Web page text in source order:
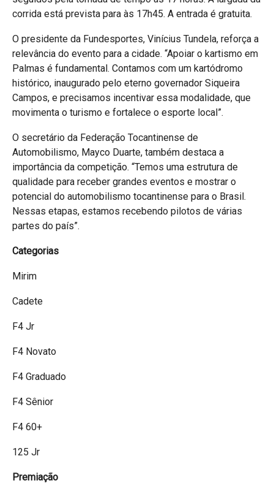
corrida está prevista para às 17h45. A entrada é gratuita.
O presidente da Fundesportes, Vinícius Tundela, reforça a
relevância do evento para a cidade. “Apoiar o kartismo em
Palmas é fundamental. Contamos com um kartódromo
histórico, inaugurado pelo eterno governador Siqueira
Campos, e precisamos incentivar essa modalidade, que
movimenta o turismo e fortalece o esporte local”.
O secretário da Federação Tocantinense de
Automobilismo, Mayco Duarte, também destaca a
importância da competição. “Temos uma estrutura de
qualidade para receber grandes eventos e mostrar o
potencial do automobilismo tocantinense para o Brasil.
Nessas etapas, estamos recebendo pilotos de várias
partes do país”.
Categorias
Mirim
Cadete
F4 Jr
F4 Novato
F4 Graduado
F4 Sênior
F4 60+
125 Jr
Premiação